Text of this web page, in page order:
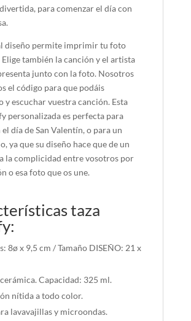
para comenzar el día con
diseño permite imprimir tu foto
también la canción y el artista
junto con la foto. Nosotros
el código para que podáis
y escuchar vuestra canción. Esta
personalizada es perfecta para
día de San Valentín, o para un
ya que su diseño hace que de un
la complicidad entre vosotros por
o esa foto que os une.
taza
8ø x 9,5 cm / Tamaño DISEÑO: 21 x
cerámica. Capacidad: 325 ml.
nítida a todo color.
lavavajillas y microondas.